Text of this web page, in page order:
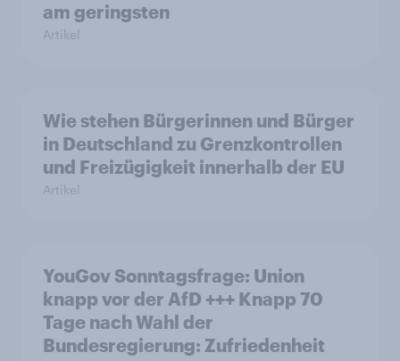
am geringsten
Artikel
Wie stehen Bürgerinnen und Bürger
in Deutschland zu Grenzkontrollen
und Freizügigkeit innerhalb der EU
Artikel
YouGov Sonntagsfrage: Union
knapp vor der AfD +++ Knapp 70
Tage nach Wahl der
Bundesregierung: Zufriedenheit